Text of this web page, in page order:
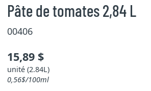
Pâte de tomates 2,84 L
00406
15,89 $
unité (2.84L)
0,56$/100ml